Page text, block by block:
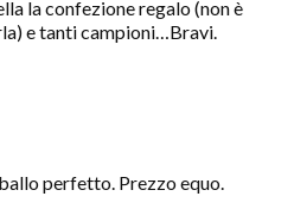
la confezione regalo (non è
e tanti campioni…Bravi.
perfetto. Prezzo equo.